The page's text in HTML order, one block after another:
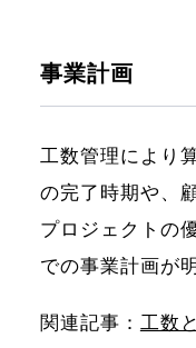
事業計画
工数管理により
の完了時期や、
プロジェクトの
での事業計画が
関連記事： 工数